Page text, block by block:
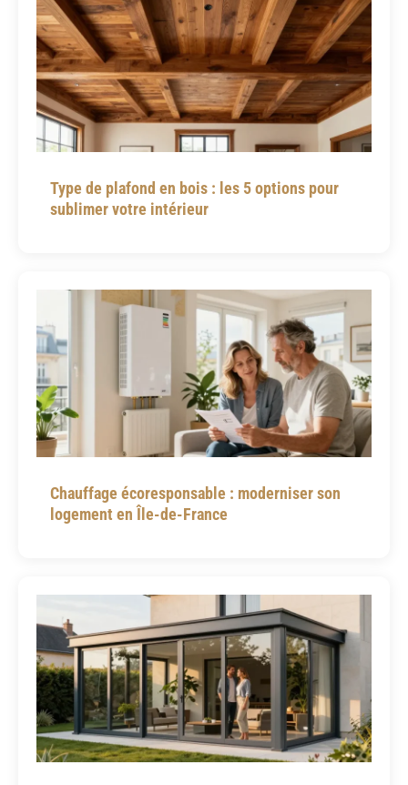
Type de plafond en bois : les 5 options pour
sublimer votre intérieur
Chauffage écoresponsable : moderniser son
logement en Île-de-France